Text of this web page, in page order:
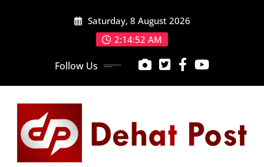
Saturday, 8 August 2026
2:14:53 AM
Follow Us